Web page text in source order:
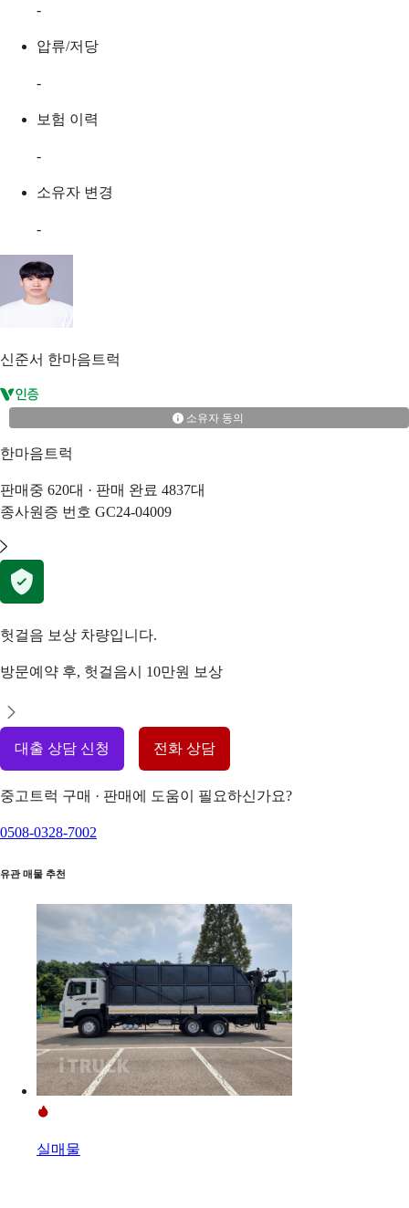
-
압류/저당
-
보험 이력
-
소유자 변경
-
신준서 한마음트럭
소유자 동의
한마음트럭
판매중 620대 · 판매 완료 4837대
종사원증 번호 GC24-04009
헛걸음 보상 차량입니다.
방문예약 후, 헛걸음시 10만원 보상
대출 상담 신청 전화 상담
중고트럭 구매 · 판매에 도움이 필요하신가요?
0508-0328-7002
유관 매물 추천
실매물